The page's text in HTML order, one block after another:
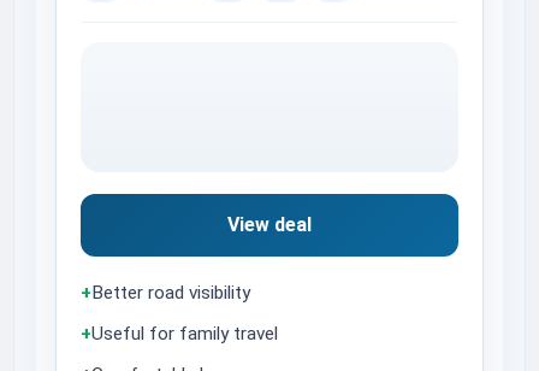
View deal
+Better road visibility
+Useful for family travel